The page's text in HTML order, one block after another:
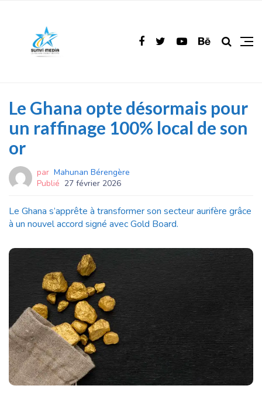
Le Ghana opte désormais pour
un raffinage 100% local de son
or
par Mahunan Bérengère
Publié 27 février 2026
Le Ghana s’apprête à transformer son secteur aurifère grâce
à un nouvel accord signé avec Gold Board.